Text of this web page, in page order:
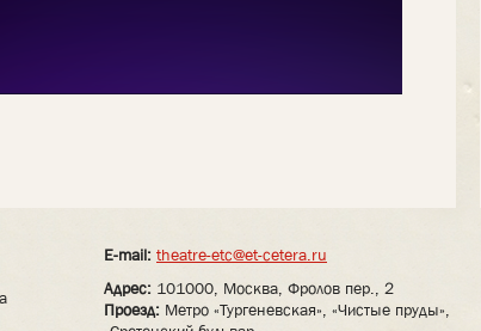
E-mail: theatre-etc@et-cetera.ru
Адрес: 101000, Москва, Фролов пер., 2
Проезд: Метро «Тургеневская», «Чистые пруды»,